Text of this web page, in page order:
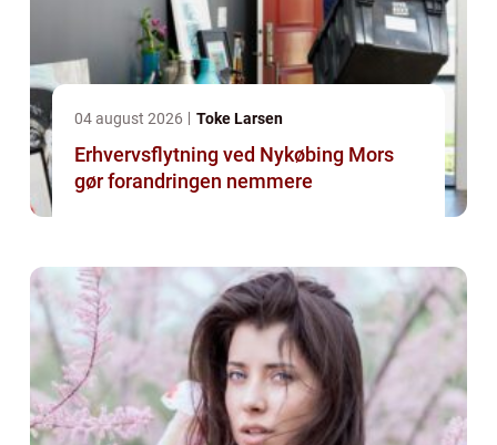
04 august 2026 Toke Larsen
Erhvervsflytning ved Nykøbing Mors
gør forandringen nemmere